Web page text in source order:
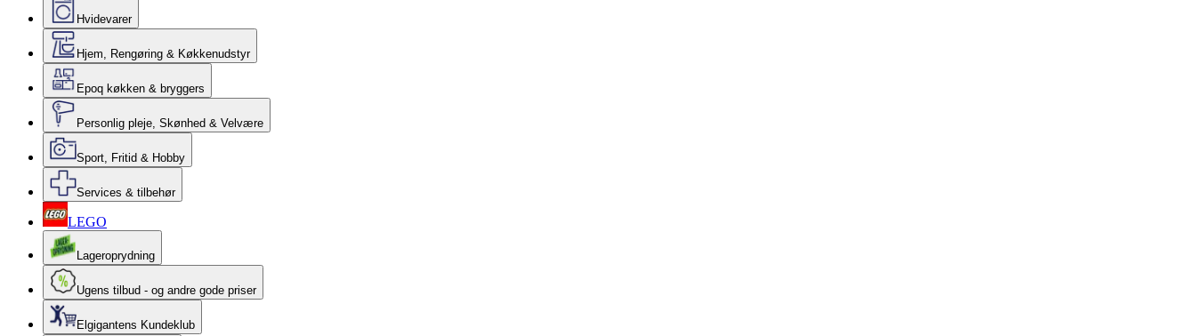
Hvidevarer
Hjem, Rengøring & Køkkenudstyr
Epoq køkken & bryggers
Personlig pleje, Skønhed & Velvære
Sport, Fritid & Hobby
Services & tilbehør
LEGO
Lageroprydning
Ugens tilbud - og andre gode priser
Elgigantens Kundeklub